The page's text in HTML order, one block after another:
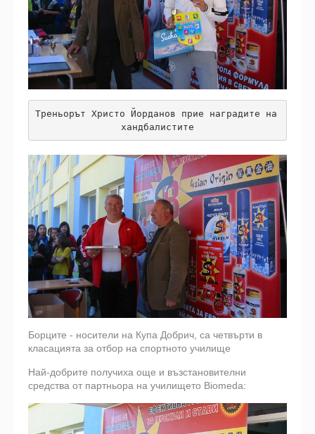
Треньорът Христо Йорданов прие наградите на
хандбалистите
Борците - носители на Купа Добрич, са четвърти в
класацията за отбор на спортното училище
Най-добрите получиха още и възстановителни
средства от партньора на училището Biomeda: